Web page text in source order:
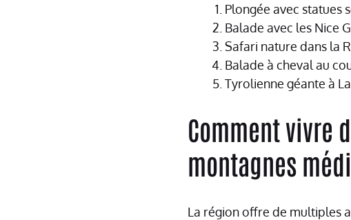
Plongée avec statues
Balade avec les Nice
Safari nature dans la
Balade à cheval au
Tyrolienne géante à
Comment vivre
montagnes
La région offre de multiples